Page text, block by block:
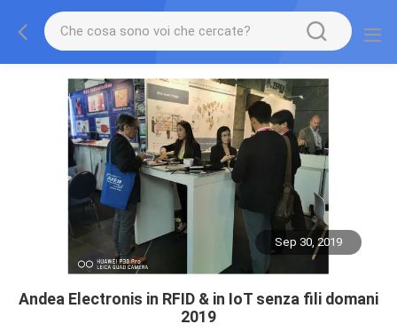
Sep 30, 2019
Andea Electronis in RFID & in IoT senza fili domani
2019